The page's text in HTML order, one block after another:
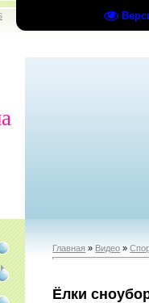
Главная » Видео »
Ёлки